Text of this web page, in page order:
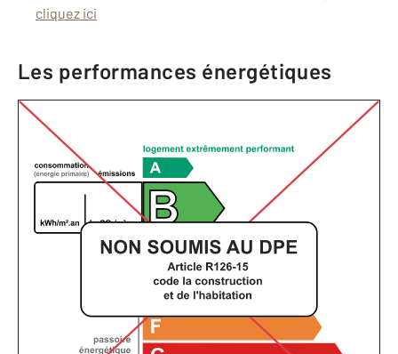
cliquez ici
Les performances énergétiques